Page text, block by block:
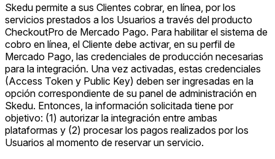
Skedu permite a sus Clientes cobrar, en línea, por los
servicios prestados a los Usuarios a través del producto
CheckoutPro de Mercado Pago. Para habilitar el sistema de
cobro en línea, el Cliente debe activar, en su perfil de
Mercado Pago, las credenciales de producción necesarias
para la integración. Una vez activadas, estas credenciales
(Access Token y Public Key) deben ser ingresadas en la
opción correspondiente de su panel de administración en
Skedu. Entonces, la información solicitada tiene por
objetivo: (1) autorizar la integración entre ambas
plataformas y (2) procesar los pagos realizados por los
Usuarios al momento de reservar un servicio.